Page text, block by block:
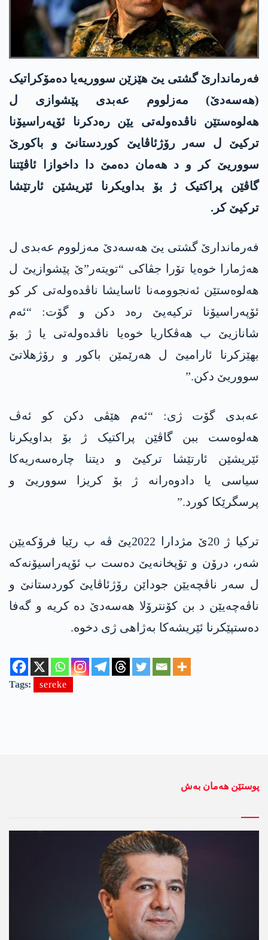
فەرماندارێ گشتی یێ ھێزێن سووریەیا دەمۆکراتیک
(ھەسەدێ) مەزلووم عەبدی پێشوازی ل
ھەلوەستێن ناڤدەولەتی یێن رەدکرنا ئۆپەراسیۆنا
ترکیێ ل سەر رۆژئاڤایێ کوردستانێ و باکورێ
سووریێ کر و د ھەمان دەمێ دا داخوازا ئاڤێتنا
گاڤێن پراکتیک ژ بۆ بداویکرنا ئێریشێن ئارتێشا
ترکیێ کر.
فەرماندارێ گشتی یێ ھەسەدێ مەزلووم عەبدی ل
ھەژمارا خوەیا تۆرا جڤاکی “تویتەر”ێ پێشوازیێ ل
ھەلوەستێن ئەنجوومەنا ئاسایشا ناڤدەولەتی کر کو
ئۆپەراسیۆنا ترکیەیێ رەد دکن و گۆت: “ئەم
شانازیێ ب ھەڤکاریا خوەیا ناڤدەولەتی یا ژ بۆ
بھێزکرنا ئارامیێ ل ھەرێمێن باکور و رۆژھلاتێ
سووریێ دکن.”
عەبدی گۆت ژی: “ئەم ھێڤی دکن کو ئەڤ
ھەلوەست ببن گاڤێن پراکتیک ژ بۆ بداویکرنا
ئێریشێن ئارتێشا ترکیێ و دیتنا چارەسەریەکا
سیاسی یا دادوەرانە ژ بۆ کریزا سووریێ و
پرسگرێکا کورد.”
ترکیا ژ 20ێ مژدارا 2022یێ ڤە ب رێیا فرۆکەیێن
شەر، درۆن و تۆپخانەیێ دەست ب ئۆپەراسیۆنەکە
ل سەر ناڤچەیێن جوداێن رۆژئاڤایێ کوردستانێ و
ناڤەچەیێن د بن کۆنترۆلا ھەسەدێ دە کریە و گەفا
دەستپێکرنا ئێریشەکا بەژاھی ژی دخوە.
Tags: sereke
پوستێن ھەمان بەش